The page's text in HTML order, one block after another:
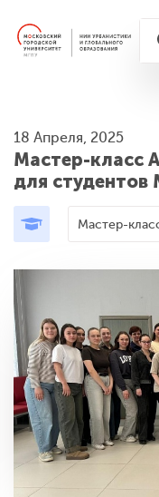
18 Апреля, 2025
Мастер-класс
для студентов
Мастер-